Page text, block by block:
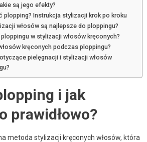
są jego efekty?
plopping? Instrukcja stylizacji krok po kroku
włosów są najlepsze do ploppingu?
w stylizacji włosów kręconych?
kręconych podczas ploppingu?
pielęgnacji i stylizacji włosów
i jak
prawidłowo?
metoda stylizacji kręconych włosów, która